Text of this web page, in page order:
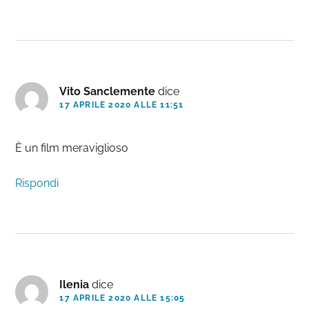
Vito Sanclemente dice
17 APRILE 2020 ALLE 11:51
È un film meraviglioso
Rispondi
Ilenia dice
17 APRILE 2020 ALLE 15:05